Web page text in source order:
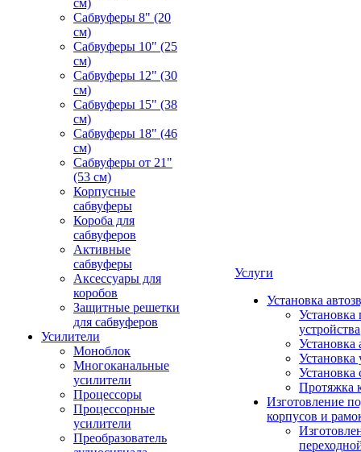
см)
Сабвуферы 8" (20
см)
Сабвуферы 10" (25
см)
Сабвуферы 12" (30
см)
Сабвуферы 15" (38
см)
Сабвуферы 18" (46
см)
Сабвуферы от 21"
(53 см)
Корпусные
сабвуферы
Короба для
сабвуферов
Активные
сабвуферы
Аксессуары для
коробов
Защитные решетки
для сабвуферов
Усилители
Моноблок
Многоканальные
усилители
Процессоры
Процессорные
усилители
Преобразователь
Услуги
Установка
Установка
устройства
Установка
Установка
Установка
Протяжка
Изготовление
корпусов и